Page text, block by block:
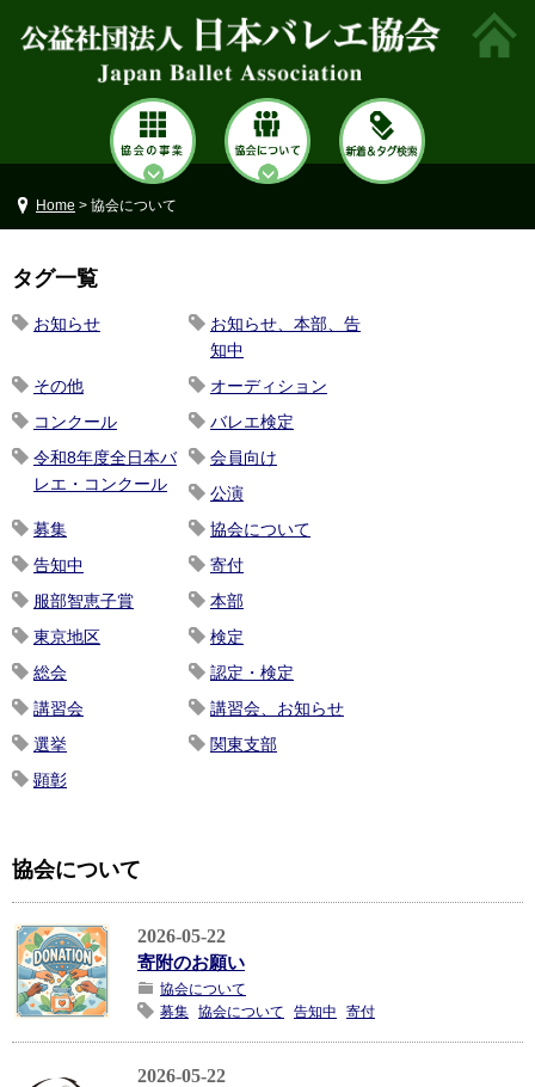
Home > 協会について
タグ一覧
お知らせ
お知らせ、本部、告
知中
その他
オーディション
コンクール
バレエ検定
令和8年度全日本バ
レエ・コンクール
会員向け
公演
募集
協会について
告知中
寄付
服部智恵子賞
本部
東京地区
検定
総会
認定・検定
講習会
講習会、お知らせ
選挙
関東支部
顕彰
協会について
2026-05-22
寄附のお願い
協会について
募集 協会について 告知中 寄付
2026-05-22